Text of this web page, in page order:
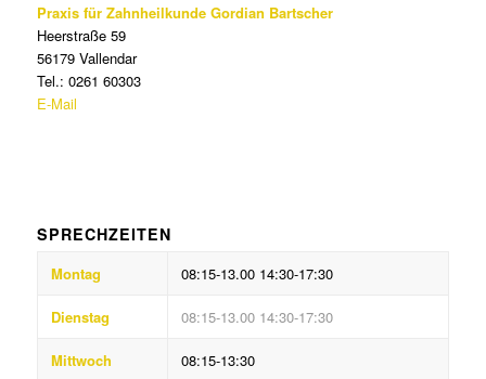
Praxis für Zahnheilkunde Gordian Bartscher
Heerstraße 59
56179 Vallendar
Tel.: 0261 60303
E-Mail
SPRECHZEITEN
Montag 08:15-13.00 14:30-17:30
Dienstag 08:15-13.00 14:30-17:30
Mittwoch 08:15-13:30